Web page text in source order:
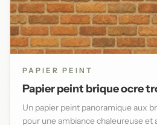
PAPIER PEINT
Papier peint brique ocre
Un papier peint panoramique aux
pour une ambiance chaleureuse